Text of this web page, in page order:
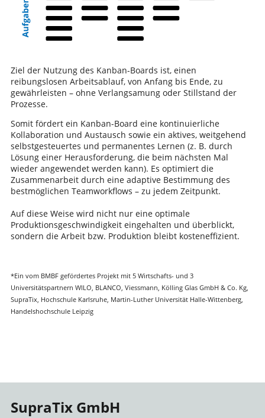
Ziel der Nutzung des Kanban-Boards ist, einen
reibungslosen Arbeitsablauf, von Anfang bis Ende, zu
gewährleisten – ohne Verlangsamung oder Stillstand der
Prozesse.
Somit fördert ein Kanban-Board eine kontinuierliche
Kollaboration und Austausch sowie ein aktives, weitgehend
selbstgesteuertes und permanentes Lernen (z. B. durch
Lösung einer Herausforderung, die beim nächsten Mal
wieder angewendet werden kann). Es optimiert die
Zusammenarbeit durch eine adaptive Bestimmung des
bestmöglichen Teamworkflows – zu jedem Zeitpunkt.
Auf diese Weise wird nicht nur eine optimale
Produktionsgeschwindigkeit eingehalten und überblickt,
sondern die Arbeit bzw. Produktion bleibt kosteneffizient.
*Ein vom BMBF gefördertes Projekt mit 5 Wirtschafts- und 3
Universitätspartnern WILO, BLANCO, Viessmann, Kölling Glas GmbH & Co. Kg,
SupraTix, Hochschule Karlsruhe, Martin-Luther Universität Halle-Wittenberg,
Handelshochschule Leipzig
SupraTix GmbH